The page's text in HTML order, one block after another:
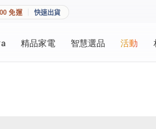
免運 快速出貨
精品家電 智慧選品 活動